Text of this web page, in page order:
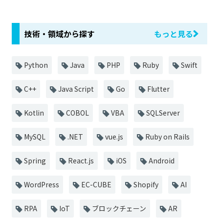
技術・領域から探す もっと見る
Python Java PHP Ruby Swift
C++ Java Script Go Flutter
Kotlin COBOL VBA SQLServer
MySQL .NET vue.js Ruby on Rails
Spring React.js iOS Android
WordPress EC-CUBE Shopify AI
RPA IoT ブロックチェーン AR